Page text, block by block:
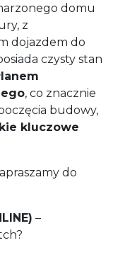
domu
z
dojazdem do
czysty stan
, co znacznie
budowy,
kluczowe
do
–